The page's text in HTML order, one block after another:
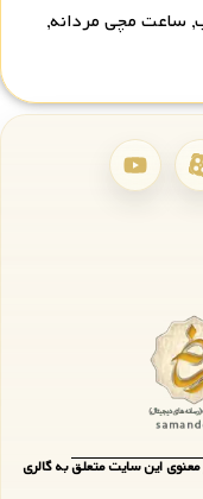
, ساعت مچی مردانه,
این سایت متعلق به گالری